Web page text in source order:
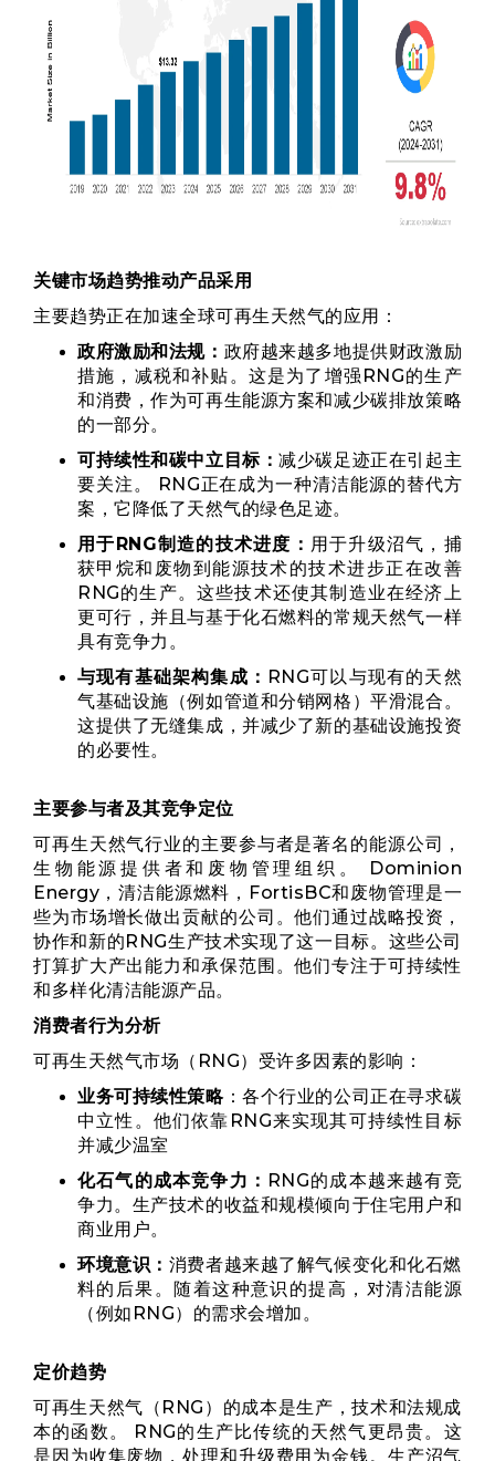
关键市场趋势推动产品采用
主要趋势正在加速全球可再生天然气的应用：
政府激励和法规： 政府越来越多地提供财政激励
措施，减税和补贴。这是为了增强RNG的生产
和消费，作为可再生能源方案和减少碳排放策略
的一部分。
可持续性和碳中立目标：减少碳足迹正在引起主
要关注。 RNG正在成为一种清洁能源的替代方
案，它降低了天然气的绿色足迹。
用于RNG制造的技术进度： 用于升级沼气，捕
获甲烷和废物到能源技术的技术进步正在改善
RNG的生产。这些技术还使其制造业在经济上
更可行，并且与基于化石燃料的常规天然气一样
具有竞争力。
与现有基础架构集成： RNG可以与现有的天然
气基础设施（例如管道和分销网格）平滑混合。
这提供了无缝集成，并减少了新的基础设施投资
的必要性。
主要参与者及其竞争定位
可再生天然气行业的主要参与者是著名的能源公司，
生物能源提供者和废物管理组织。 Dominion
Energy，清洁能源燃料，FortisBC和废物管理是一
些为市场增长做出贡献的公司。他们通过战略投资，
协作和新的RNG生产技术实现了这一目标。这些公司
打算扩大产出能力和承保范围。他们专注于可持续性
和多样化清洁能源产品。
消费者行为分析
可再生天然气市场（RNG）受许多因素的影响：
业务可持续性策略：各个行业的公司正在寻求碳
中立性。他们依靠RNG来实现其可持续性目标
并减少温室
化石气的成本竞争力： RNG的成本越来越有竞
争力。生产技术的收益和规模倾向于住宅用户和
商业用户。
环境意识： 消费者越来越了解气候变化和化石燃
料的后果。随着这种意识的提高，对清洁能源
（例如RNG）的需求会增加。
定价趋势
可再生天然气（RNG）的成本是生产，技术和法规成
本的函数。 RNG的生产比传统的天然气更昂贵。这
是因为收集废物，处理和升级费用为金钱。生产沼气